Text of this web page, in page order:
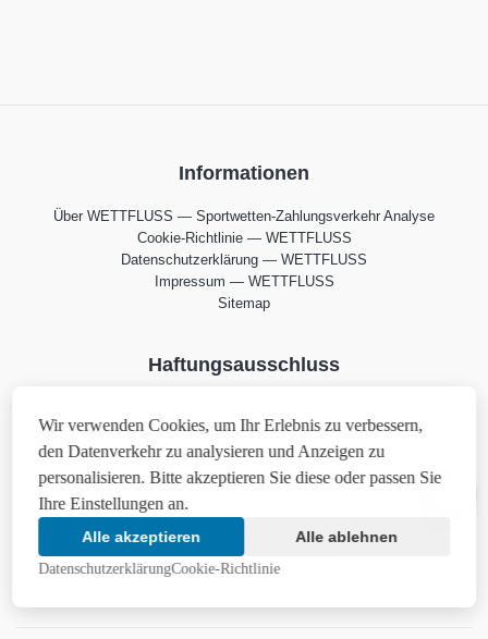
Informationen
Über WETTFLUSS — Sportwetten-Zahlungsverkehr Analyse
Cookie-Richtlinie — WETTFLUSS
Datenschutzerklärung — WETTFLUSS
Impressum — WETTFLUSS
Sitemap
Haftungsausschluss
verantwortungsbewusst. 18+
Wir verwenden Cookies, um Ihr Erlebnis zu verbessern. Durch die
weitere Nutzung der Website stimmen Sieunserer Richtliniezu.
Diese Website enthält Affiliate-Links. Wir erhalten möglicherweise eine
Provision, wenn Sie über diese Links einkaufen, ohne dass Ihnen
zusätzliche Kosten entstehen.
Wenn Sie unter Spielsucht leiden, finden Sie hier
Wir verwenden Cookies, um Ihr Erlebnis zu verbessern,
den Datenverkehr zu analysieren und Anzeigen zu
personalisieren. Bitte akzeptieren Sie diese oder passen Sie
Ihre Einstellungen an.
Alle akzeptieren Alle ablehnen
DatenschutzerklärungCookie-Richtlinie